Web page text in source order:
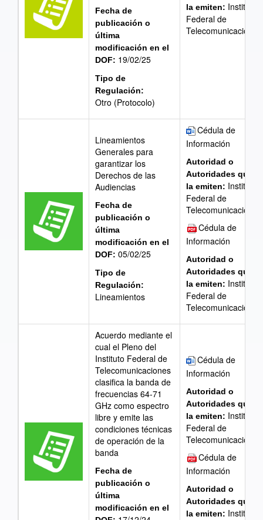
Fecha de
publicación o
última
modificación en el
DOF: 19/02/25
Tipo de
Regulación:
Otro (Protocolo)
la emiten: Instituto
Federal de
Telecomunicaciones
Lineamientos
Generales para
garantizar los
Derechos de las
Audiencias
Fecha de
publicación o
última
modificación en el
DOF: 05/02/25
Tipo de
Regulación:
Lineamientos
Cédula de
Información
Autoridad o
Autoridades que
la emiten: Instituto
Federal de
Telecomunicaciones
Cédula de
Información
Autoridad o
Autoridades que
la emiten: Instituto
Federal de
Telecomunicaciones
Acuerdo mediante el
cual el Pleno del
Instituto Federal de
Telecomunicaciones
clasifica la banda de
frecuencias 64-71
GHz como espectro
libre y emite las
condiciones técnicas
de operación de la
banda
Fecha de
publicación o
última
modificación en el
Cédula de
Información
Autoridad o
Autoridades que
la emiten: Instituto
Federal de
Telecomunicaciones
Cédula de
Información
Autoridad o
Autoridades que
la emiten: Instituto